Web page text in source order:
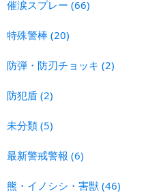
催涙スプレー (66)
特殊警棒 (20)
防弾・防刃チョッキ (2)
防犯盾 (2)
未分類 (5)
最新警戒警報 (6)
熊・イノシシ・害獣 (46)